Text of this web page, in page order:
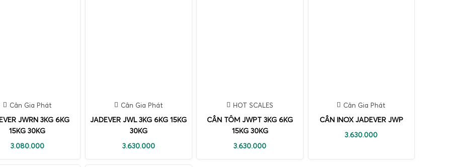
Cân Gia Phát
JWRN 3KG 6KG
15KG 30KG
3.080.000
Cân Gia Phát
JADEVER JWL 3KG 6KG 15KG
30KG
3.630.000
HOT SCALES
CÂN TÔM JWPT 3KG 6KG
15KG 30KG
3.630.000
Cân Gia Phát
CÂN INOX JADEVER JWP
3.630.000